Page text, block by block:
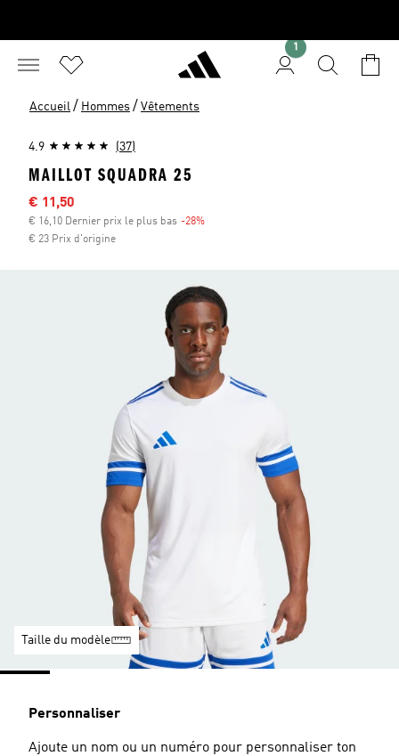
1
Accueil / Hommes / Vêtements
4.9 (37)
MAILLOT SQUADRA 25
Sale price
€ 11,50
€ 16,10 Dernier prix le plus bas -28%
€ 23 Prix d'origine
Taille du modèle
Personnaliser
Ajoute un nom ou un numéro pour personnaliser ton